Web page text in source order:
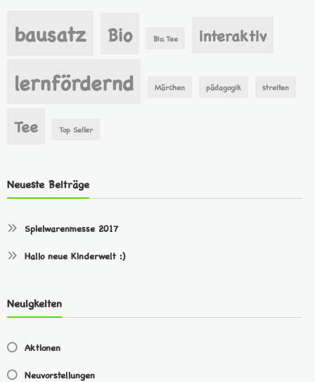
bausatz Bio Bio. Tee interaktiv
lernfördernd Märchen pädagogik streiten
Tee Top Seller
Neueste Beiträge
Spielwarenmesse 2017
Hallo neue Kinderwelt :)
Neuigkeiten
Aktionen
Neuvorstellungen